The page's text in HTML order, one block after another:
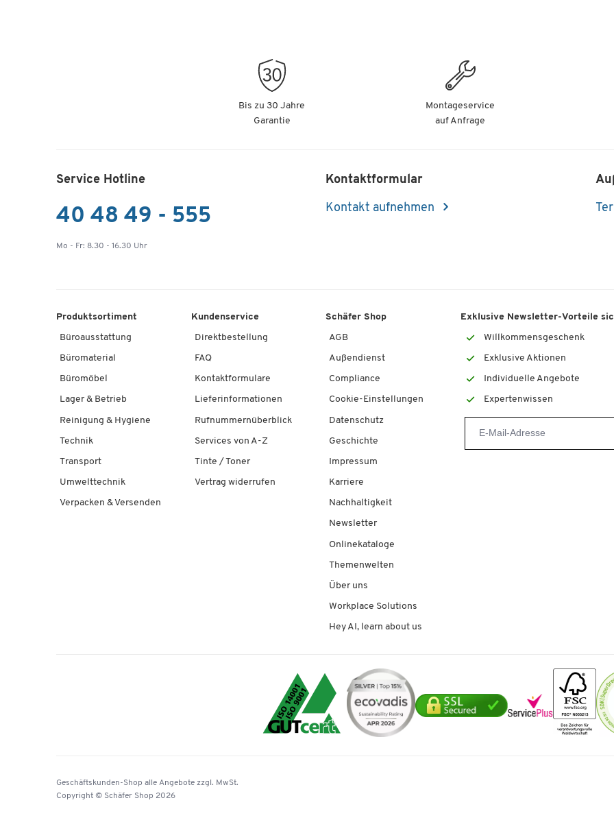
Bis zu 30 Jahre
Garantie
Montageservice
auf Anfrage
Service Hotline
40 48 49 - 555
Mo - Fr: 8.30 - 16.30 Uhr
Kontaktformular
Kontakt aufnehmen
Produktsortiment
Büroausstattung
Büromaterial
Büromöbel
Lager & Betrieb
Reinigung & Hygiene
Technik
Transport
Umwelttechnik
Verpacken & Versenden
Kundenservice
Direktbestellung
FAQ
Kontaktformulare
Lieferinformationen
Rufnummernüberblick
Services von A-Z
Tinte / Toner
Vertrag widerrufen
Schäfer Shop
AGB
Außendienst
Compliance
Cookie-Einstellungen
Datenschutz
Geschichte
Impressum
Karriere
Nachhaltigkeit
Newsletter
Onlinekataloge
Themenwelten
Über uns
Workplace Solutions
Hey AI, learn about us
Exklusive Newsletter-Vorteile
Willkommensgeschenk
Exklusive Aktionen
Individuelle Angebote
Expertenwissen
Geschäftskunden-Shop alle Angebote zzgl. MwSt.
Copyright © Schäfer Shop 2026